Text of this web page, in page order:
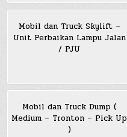
Mobil dan Truck Skylift –
Unit Perbaikan Lampu Jalan
/ PJU
Mobil dan Truck Dump (
Medium – Tronton – Pick Up
)